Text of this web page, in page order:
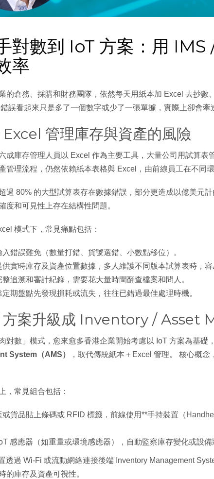
對數到 IoT 方案：用 IMS
率
的倉務、採購和財務團隊，依然每天用紙本加 Excel 去抄
誤看起來只是多了一個數字或少了一張單據，實際上卻會
Excel 管理庫存與資產的風險
成庫存管理人員以 Excel 作為主要工具，大量公司用試算
管理流程，仍然依賴紙本表格與 Excel，由前線員工在不同
過 80% 的大型試算表存在數據錯誤，部分更造成以億美元
度和可見性上存在結構性問題。​
模式下，常見痛點包括：
入錯誤難免（數量打錯、貨號選錯、小數點移位）。​
供實時庫存及資產位置數據，多人維護不同版本試算表時，
整追溯和審計紀錄，需要花大量時間翻查檔案和問人。
定期盤點先發現損耗或流失，往往已錯過最佳處理時機。
方案升級成 Inventory /
對數」模式，愈來愈多香港企業開始考慮以 IoT 方案為基礎
System（AMS）
，取代傳統紙本＋Excel 管理。 核心概
，常見組合包括：
或貨品貼上條碼或 RFID 標籤，前線使用**手持裝置（
感應器（如重量或環境感應器），自動監察庫存變化或設備
透過 Wi‑Fi 或流動網絡連接後端 Inventory Management
的庫存及資產可視性。